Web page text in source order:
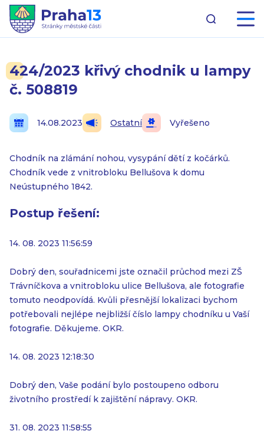
424/2023 křivý chodnik u lampy
č. 508819
14.08.2023 Ostatní Vyřešeno
Chodník na zlámání nohou, vysypání dětí z kočárků.
Chodník vede z vnitrobloku Bellušova k domu
Neústupného 1842.
Postup řešení:
14. 08. 2023 11:56:59
Dobrý den, souřadnicemi jste označil průchod mezi ZŠ
Trávníčkova a vnitrobloku ulice Bellušova, ale fotografie
tomuto neodpovídá. Kvůli přesnější lokalizaci bychom
potřebovali nejlépe nejbližší číslo lampy chodníku u Vaší
fotografie. Děkujeme. OKR.
14. 08. 2023 12:18:30
Dobrý den, Vaše podání bylo postoupeno odboru
životního prostředí k zajištění nápravy. OKR.
31. 08. 2023 11:58:55